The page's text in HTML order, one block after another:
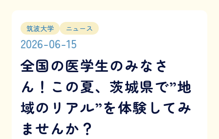
2026-06-15
筑波大学 ニュース
全国の医学生のみなさ
ん！この夏、茨城県で”地
域のリアル”を体験してみ
ませんか？